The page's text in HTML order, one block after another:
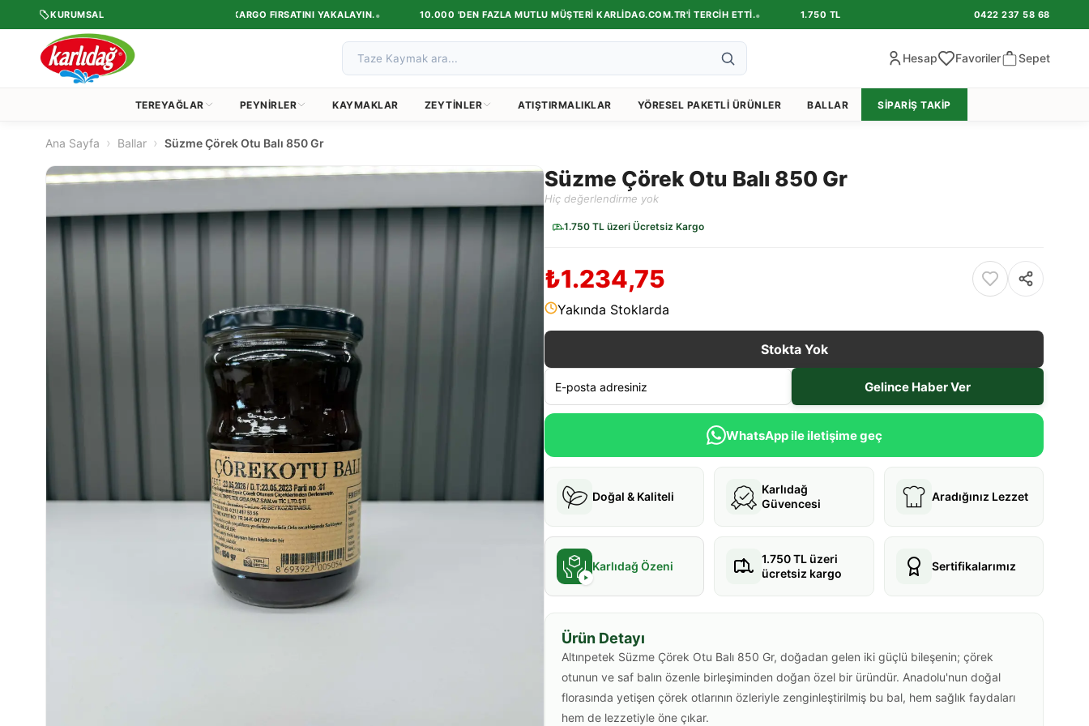
KURUMSAL
1.750 TL VE ÜZERI ÜCRETSIZ KARGO FIRSATINI YAKALAYIN.• 10.000 'DEN FAZLA MUTLU MÜŞTERI KARLIDAG.COM.TR'I TERCIH ETTI.• 1.750 TL VE ÜZERI ÜCRETSIZ KARGO FIRSATINI YAKALAYIN.
0422 237 58 68
Hesap Favoriler Sepet
TEREYAĞLAR PEYNIRLER KAYMAKLAR ZEYTINLER ATIŞTIRMALIKLAR YÖRESEL PAKETLI ÜRÜNLER BALLAR SIPARIŞ TAKIP
Ana Sayfa › Ballar › Süzme Çörek Otu Balı 850 Gr
Süzme Çörek Otu Balı 850 Gr
Hiç değerlendirme yok
1.750 TL üzeri Ücretsiz Kargo
₺1.234,75
Yakında Stoklarda
Stokta Yok
Gelince Haber Ver
WhatsApp ile iletişime geç
Doğal & Kaliteli
Karlıdağ
Güvencesi
Aradığınız Lezzet
Karlıdağ Özeni
1.750 TL üzeri
ücretsiz kargo
Sertifikalarımız
Ürün Detayı
Altınpetek Süzme Çörek Otu Balı 850 Gr, doğadan gelen iki güçlü bileşenin; çörek
otunun ve saf balın özenle birleşiminden doğan özel bir üründür. Anadolu'nun doğal
florasında yetişen çörek otlarının özleriyle zenginleştirilmiş bu bal, hem sağlık faydaları
hem de lezzetiyle öne çıkar.